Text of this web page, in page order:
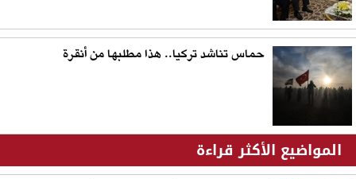
حماس تناشد تركيا.. هذا مطلبها من أنقرة
المواضيع الأكثر قراءة